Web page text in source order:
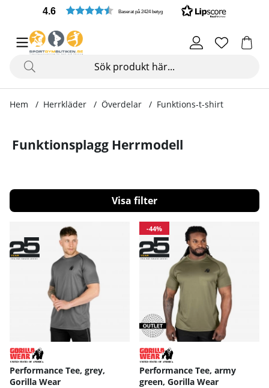
4.6 Baserat på 2424 betyg
Hem Herrkläder Överdelar Funktions-t-shirt
Funktionsplagg Herrmodell
Filtrera
Performance Tee, grey,
Gorilla Wear
-44%
Performance Tee, army
green, Gorilla Wear